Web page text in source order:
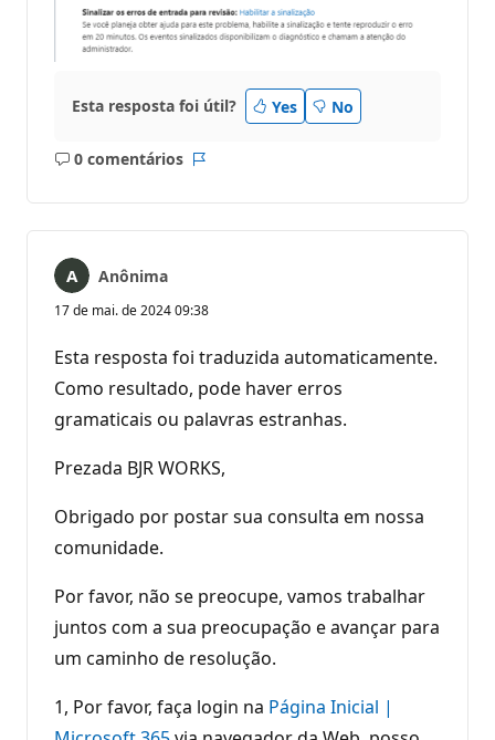
Esta resposta foi útil? Yes No
0 comentários
Sem
Relatório
Anônima
17 de mai. de 2024 09:38
Esta resposta foi traduzida automaticamente.
Como resultado, pode haver erros
gramaticais ou palavras estranhas.
Prezada BJR WORKS,
Obrigado por postar sua consulta em nossa
comunidade.
Por favor, não se preocupe, vamos trabalhar
juntos com a sua preocupação e avançar para
um caminho de resolução.
1, Por favor, faça login na Página Inicial |